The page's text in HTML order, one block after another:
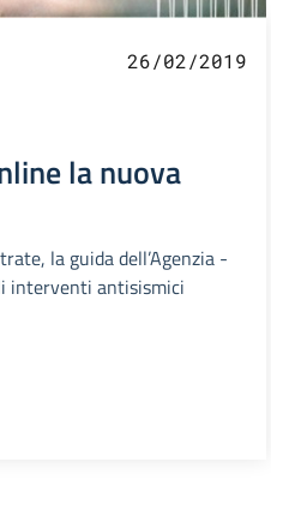
26/02/2019
la nuova
la guida dell’Agenzia -
interventi antisismici